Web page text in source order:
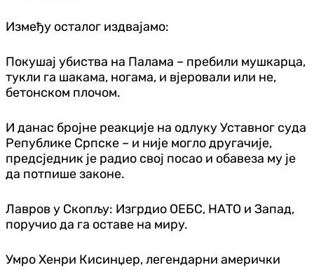
Између осталог издвајамо:
Покушај убиства на Палама – пребили мушкарца,
тукли га шакама, ногама, и вјеровали или не,
бетонском плочом.
И данас бројне реакције на одлуку Уставног суда
Републике Српске – и није могло другачије,
предсједник је радио свој посао и обавеза му је
да потпише законе.
Лавров у Скопљу: Изгрдио ОЕБС, НАТО и Запад,
поручио да га оставе на миру.
Умро Хенри Кисинџер, легендарни амерички